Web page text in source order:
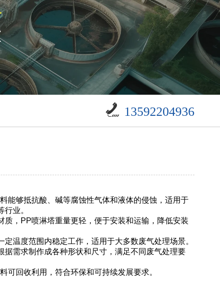
13592204936
能够抵抗酸、碱等腐蚀性气体和液体的侵蚀，适用于
行业。
质，PP喷淋塔重量更轻，便于安装和运输，降低安装
定温度范围内稳定工作，适用于大多数废气处理场景。
据需求制作成各种形状和尺寸，满足不同废气处理要
可回收利用，符合环保和可持续发展要求。